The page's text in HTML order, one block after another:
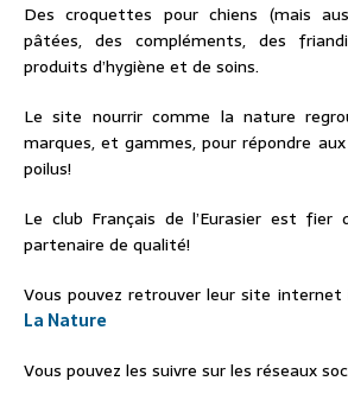
Des croquettes pour chiens (mais
pâtées, des compléments, des
produits d’hygiène et de soins.
Le site nourrir comme la nature
marques, et gammes, pour répondre
poilus!
Le club Français de l’Eurasier est fier
partenaire de qualité!
Vous pouvez retrouver leur site internet
La Nature
Vous pouvez les suivre sur les réseaux